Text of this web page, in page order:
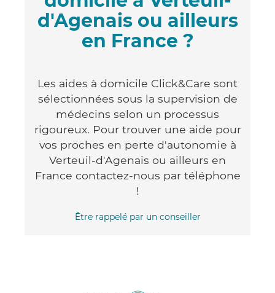
d'Agenais ou ailleurs
en France ?
Les aides à domicile Click&Care sont
sélectionnées sous la supervision de
médecins selon un processus
rigoureux. Pour trouver une aide pour
vos proches en perte d'autonomie à
Verteuil-d'Agenais ou ailleurs en
France contactez-nous par téléphone
!
Être rappelé par un conseiller